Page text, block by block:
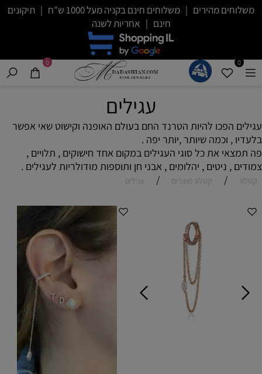
משלוחים מהירים | משלוחים חינם בקניה מעל 1000 ש"ח | תיקונים
חינם | אחריות לשנה
0
0
עגילים
עגילים הפכו להיות הטרנד החם בעולם האופנה וקישוט שאי אפשר
בלעדיו , וכמה שיותר ,יותר יפה .
פה תמצאי את כל סוגי העגילים במקום אחד חישוקים , תלויים ,
צמודים , ניטים , יהלומים , אבני חן ותוספות מודולריות לעגילים .
קטלוג / קטלוג מוצרים / עגילים